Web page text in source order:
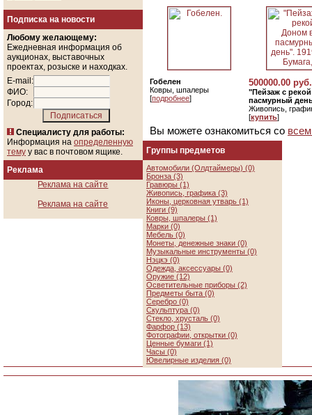
Подписка на новости
Любому желающему:
Ежедневная информация об
аукционах, выставочных
проектах, розыске и находках.
E-mail:
ФИО:
Город:
Специалисту для работы:
Информация на определенную
тему у вас в почтовом ящике.
Реклама
Реклама на сайте
Реклама на сайте
Гобелен
Ковры, шпалеры
[подробнее]
500000.00 руб.
"Пейзаж с
пасмурный
Живопись,
[купить]
Вы можете ознакомиться со
Группы предметов
Автомобили (Олдтаймеры) (0)
Бронза (3)
Гравюры (1)
Живопись, графика (3)
Иконы, церковная утварь (1)
Книги (9)
Ковры, шпалеры (1)
Марки (0)
Мебель (0)
Монеты, денежные знаки (0)
Музыкальные инструменты (0)
Нэцкэ (0)
Одежда, аксессуары (0)
Оружие (12)
Осветительные приборы (2)
Предметы быта (0)
Серебро (0)
Скульптура (0)
Стекло, хрусталь (0)
Фарфор (13)
Фотографии, открытки (0)
Ценные бумаги (1)
Часы (0)
Ювелирные изделия (0)